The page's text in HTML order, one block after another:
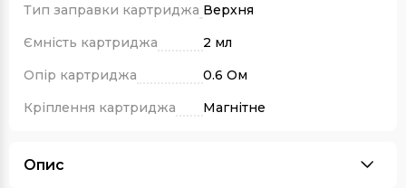
Тип заправки картриджа Верхня
Ємність картриджа
2 мл
Опір картриджа
0.6 Ом
Кріплення картриджа
Магнітне
Опис